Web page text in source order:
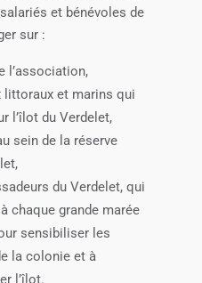
et bénévoles de
sur :
l’association,
littoraux et marins qui
l’îlot du Verdelet,
sein de la réserve
du Verdelet, qui
chaque grande marée
sensibiliser les
la colonie et à
l’îlot.